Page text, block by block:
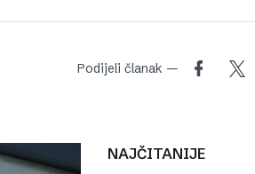
Podijeli članak —
NAJČITANIJE